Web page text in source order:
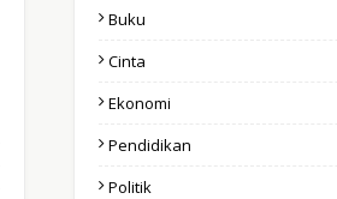
Buku
Cinta
Ekonomi
Pendidikan
Politik